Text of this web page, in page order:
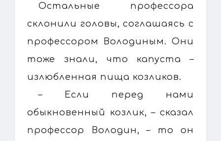
Остальные профессора
склонили головы, соглашаясь с
профессором Володиным. Они
тоже знали, что капуста –
излюбленная пища козликов.
– Если перед нами
обыкновенный козлик, – сказал
профессор Володин, – то он